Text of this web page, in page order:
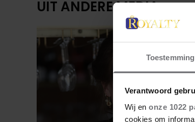
Toestemming
Verantwoord
Wij en onze 1022
cookies om
UIT ANDERE MEDIA